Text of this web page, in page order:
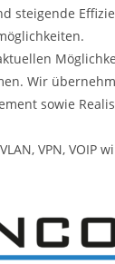
steigende
Wir
sowie
VPN, VOIP